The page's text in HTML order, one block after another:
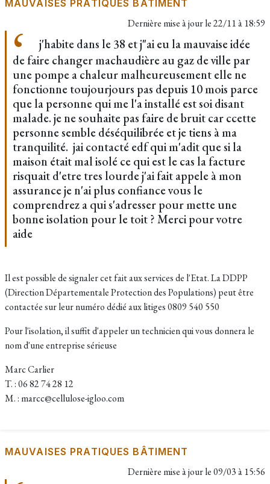
MAUVAISES PRATIQUES BÂTIMENT
Dernière mise à jour le22/11 à 18:59
j'habite dans le 38 et j"ai eu la mauvaise idée
de faire changer machaudière au gaz de ville par
une pompe a chaleur malheureusement elle ne
fonctionne toujourjours pas depuis 10 mois parce
que la personne qui me l'a installé est soi disant
malade. je ne souhaite pas faire de bruit car ccette
personne semble déséquilibrée et je tiens à ma
tranquilité. jai contacté edf qui m'adit que si la
maison était mal isolé ce qui est le cas la facture
risquait d'etre tres lourde j'ai fait appele à mon
assurance je n'ai plus confiance vous le
comprendrez a qui s'adresser pour mette une
bonne isolation pour le toit ? Merci pour votre
aide
Il est possible de signaler cet fait aux services de l'Etat. La DDPP
(Direction Départementale Protection des Populations) peut être
contactée sur leur numéro dédié aux litiges 0809 540 550
Pour l'isolation, il suffit d'appeler un technicien qui vous donnera le
nom d'une entreprise sérieuse
Marc Carlier
T. : 06 82 74 28 12
M. : marcc@cellulose-igloo.com
MAUVAISES PRATIQUES BÂTIMENT
Dernière mise à jour le09/03 à 15:56